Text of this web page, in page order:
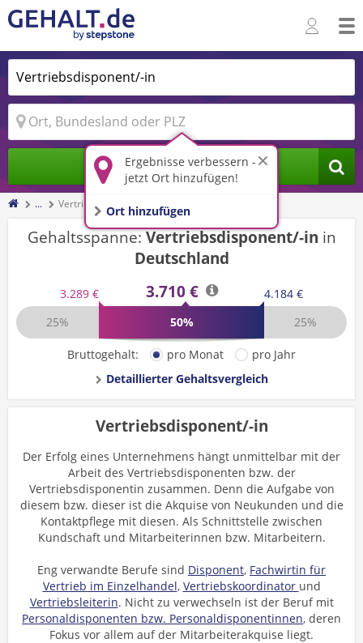
Ergebnisse verbessern -
jetzt Ort hinzufügen!
Ort hinzufügen
Jobs finden
... Vertriebsdisponent/-in
Gehaltsspanne:Vertriebsdisponent/-in in
Deutschland
3.289 € 3.710 €
4.184 €
25%
50% 25%
Bruttogehalt: pro Monat
pro Jahr
Detaillierter Gehaltsvergleich
Vertriebsdisponent/-in
Der Erfolg eines Unternehmens hängt unmittelbar mit der
Arbeit des Vertriebsdisponenten bzw. der
Vertriebsdisponentin zusammen. Denn die Aufgabe von
diesem bzw. dieser ist die Akquise von Neukunden und die
Kontaktpflege mit diesen. Als Schnittstelle zwischen
Kundschaft und Mitarbeiterinnen bzw. Mitarbeitern.
Eng verwandte Berufe sind Disponent, Fachwirtin für
Vertrieb im Einzelhandel, Vertriebskoordinator und
Vertriebsleiterin. Nicht zu verwechseln ist der Beruf mit
Personaldisponenten bzw. Personaldisponentinnen, deren
Fokus vor allem auf der Mitarbeiterakquise liegt.